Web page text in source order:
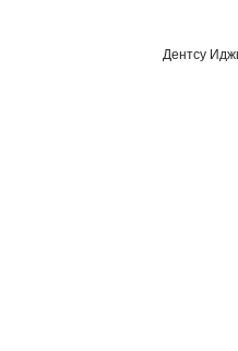
Дентсу